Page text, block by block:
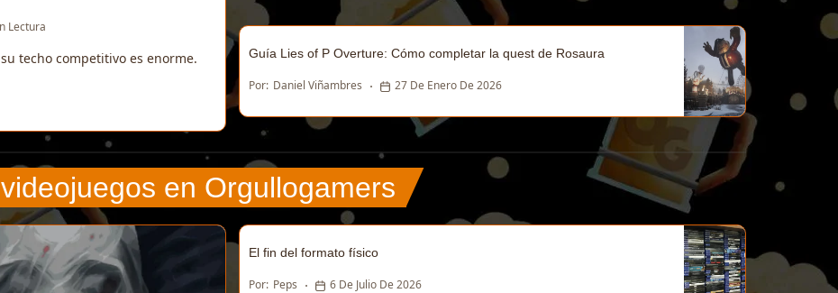
Lectura
techo competitivo es enorme.
Guía Lies of P Overture: Cómo completar la quest de Rosaura
Por: Daniel Viñambres 27 De Enero De 2026
en Orgullogamers
El fin del formato físico
Por: Peps 6 De Julio De 2026